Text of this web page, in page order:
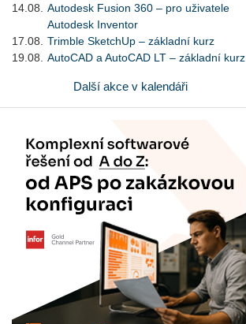
14.08.
Autodesk Fusion 360 – pro uživatele
Autodesk Inventor
17.08.
Trimble SketchUp – základní kurz
19.08.
AutoCAD a AutoCAD LT – základní kurz
Další akce v kalendáři